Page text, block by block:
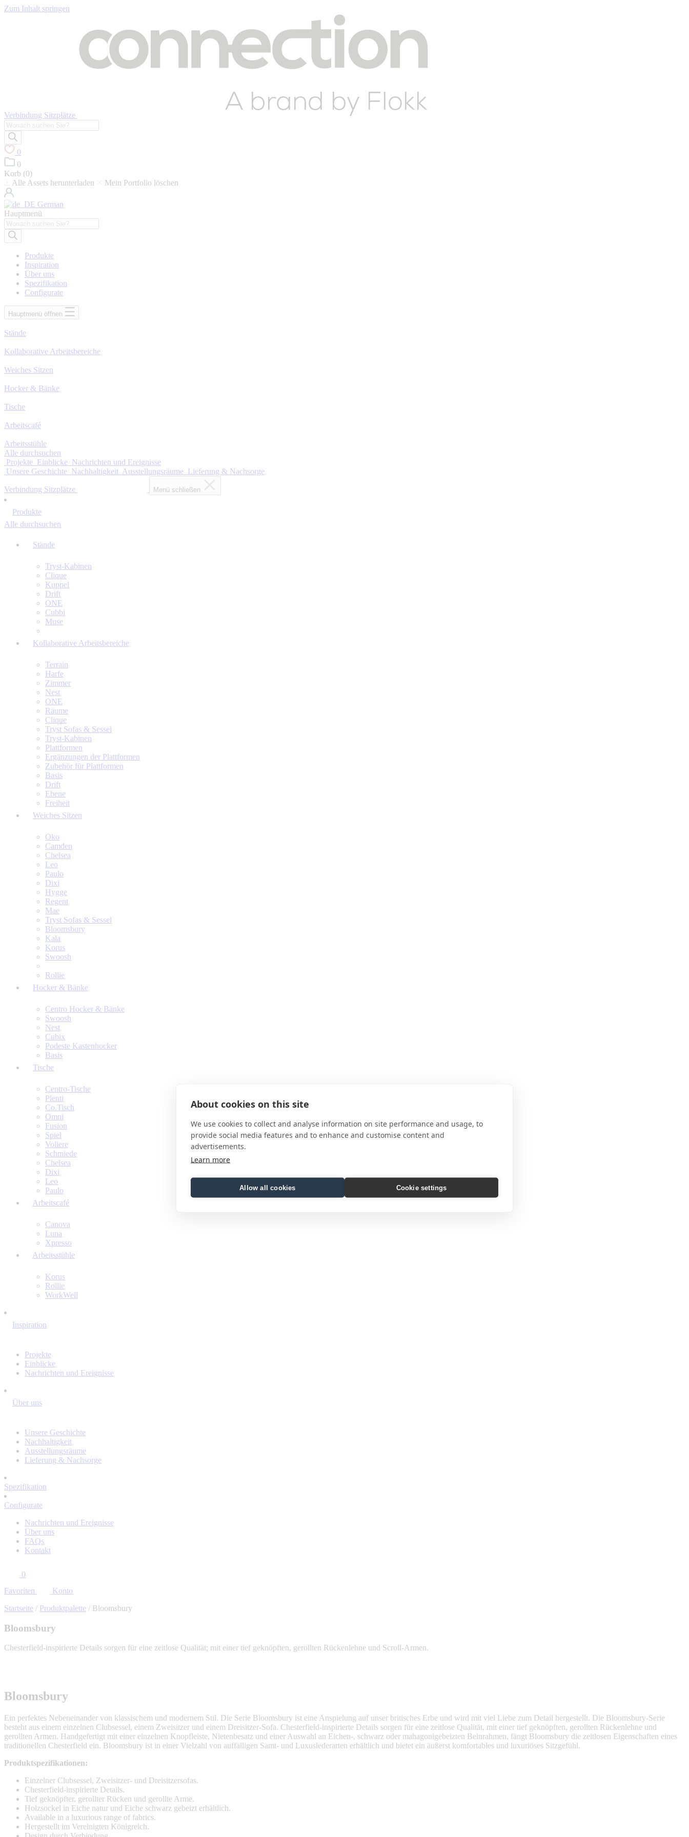
About cookies on this site
We use cookies to collect and analyse information on site performance and usage, to
provide social media features and to enhance and customise content and
advertisements.
Learn more
Allow all cookies Cookie settings
Zum Inhalt springen
Verbindung Sitzplätze
Suche
nach
Produkten
0
0
Korb (0)
Alle Assets herunterladen
Mein Portfolio löschen
German
Hauptmenü
Suche
nach
Produkten
Produkte
Inspiration
Über uns
Spezifikation
Configurate
Hauptmenü öffnen
Stände
Kollaborative Arbeitsbereiche
Weiches Sitzen
Hocker & Bänke
Tische
Arbeitscafé
Arbeitsstühle
Alle durchsuchen
Projekte Einblicke Nachrichten und Ereignisse
Unsere Geschichte Nachhaltigkeit Ausstellungsräume Lieferung & Nachsorge
Verbindung Sitzplätze Menü schließen
Produkte
Alle durchsuchen
Stände
Tryst-Kabinen
Clique
Kuppel
Drift
ONE
Cubbi
Muse
Kollaborative Arbeitsbereiche
Terrain
Harfe
Zimmer
Nest
ONE
Räume
Clique
Tryst Sofas & Sessel
Tryst-Kabinen
Plattformen
Ergänzungen der Plattformen
Zubehör für Plattformen
Basis
Drift
Ebene
Freiheit
Weiches Sitzen
Oko
Camden
Chelsea
Leo
Paulo
Dixi
Hygge
Regent
Mae
Tryst Sofas & Sessel
Bloomsbury
Kala
Korus
Swoosh
Rollie
Hocker & Bänke
Centro Hocker & Bänke
Swoosh
Nest
Cubix
Podeste Kastenhocker
Basis
Tische
Centro-Tische
Plenti
Co.Tisch
Omni
Fusion
Spiel
Voliere
Schmiede
Chelsea
Dixi
Leo
Paulo
Arbeitscafé
Canova
Luna
Xpresso
Arbeitsstühle
Korus
Rollie
WorkWell
Inspiration
Projekte
Einblicke
Nachrichten und Ereignisse
Über uns
Unsere Geschichte
Nachhaltigkeit
Ausstellungsräume
Lieferung & Nachsorge
Spezifikation
Configurate
Nachrichten und Ereignisse
Über uns
FAQs
Kontakt
0
Favoriten
Konto
Startseite / Produktpalette / Bloomsbury
Bloomsbury
Chesterfield-inspirierte Details sorgen für eine zeitlose Qualität; mit einer tief geknöpften, gerollten Rückenlehne und Scroll-Armen.
Bloomsbury
Ein perfektes Nebeneinander von klassischem und modernem Stil. Die Serie Bloomsbury ist eine Anspielung auf unser britisches Erbe und wird mit viel Liebe zum Detail hergestellt. Die Bloomsbury-Serie
besteht aus einem einzelnen Clubsessel, einem Zweisitzer und einem Dreisitzer-Sofa. Chesterfield-inspirierte Details sorgen für eine zeitlose Qualität, mit einer tief geknöpften, gerollten Rückenlehne und
gerollten Armen. Handgefertigt mit einer einzelnen Knopfleiste, Nietenbesatz und einer Auswahl an Eichen-, schwarz oder mahagonigebeizten Beinrahmen, fängt Bloomsbury die zeitlosen Eigenschaften eines
traditionellen Chesterfield ein. Bloomsbury ist in einer Vielzahl von auffälligen Samt- und Luxuslederarten erhältlich und bietet ein äußerst komfortables und luxuriöses Sitzgefühl.
Produktspezifikationen:
Einzelner Clubsessel, Zweisitzer- und Dreisitzersofas.
Chesterfield-inspirierte Details.
Tief geknöpfter, gerollter Rücken und gerollte Arme.
Holzsockel in Eiche natur und Eiche schwarz gebeizt erhältlich.
Available in a luxurious range of fabrics.
Hergestellt im Vereinigten Königreich.